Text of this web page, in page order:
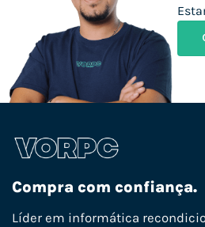
Compra com confiança.
Líder em informática